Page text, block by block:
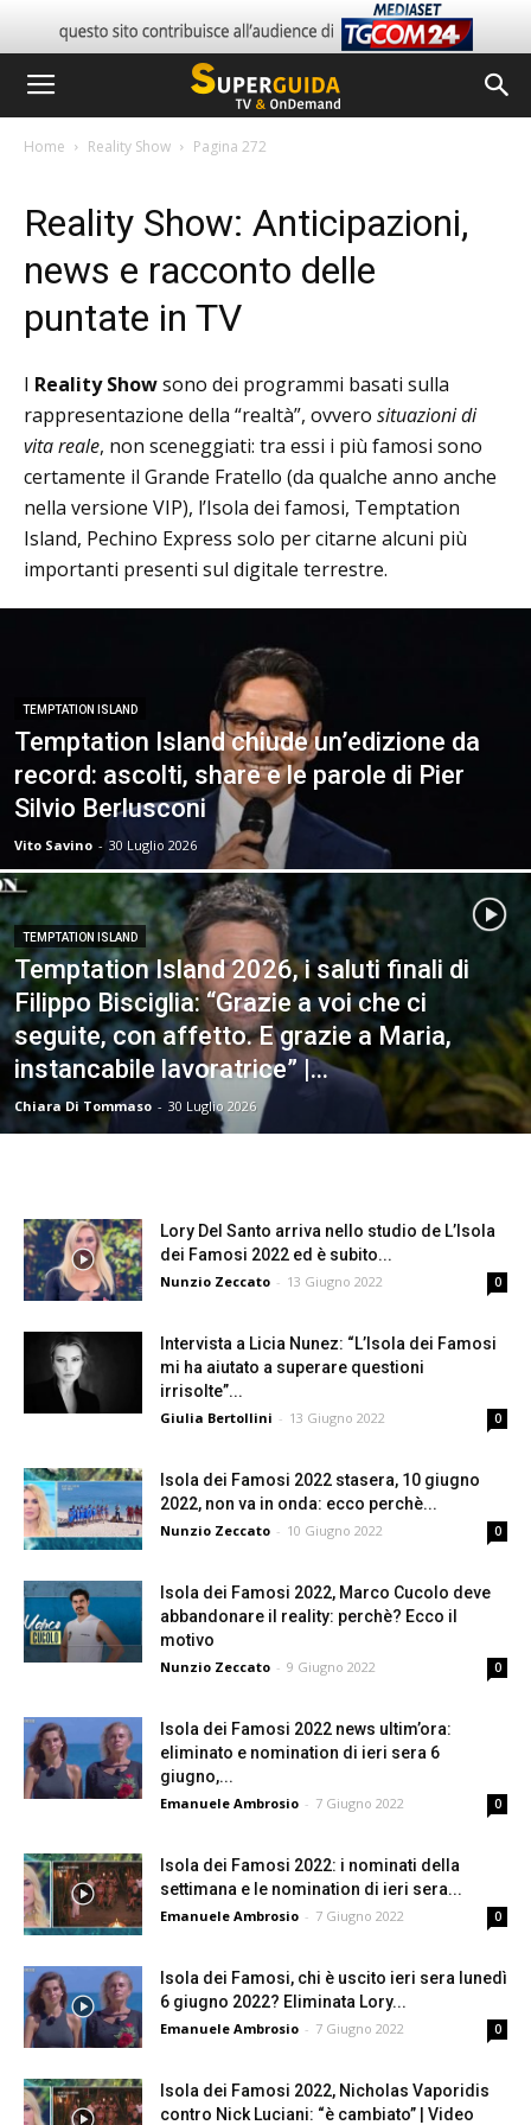
Home Reality Show Pagina 272
Reality Show: Anticipazioni,
news e racconto delle
puntate in TV
I Reality Showsono dei programmi basati sulla
rappresentazione della “realtà”, ovvero situazioni di
vita reale, non sceneggiati: tra essi i più famosi sono
certamente il Grande Fratello (da qualche anno anche
nella versione VIP), l’Isola dei famosi, Temptation
Island, Pechino Express solo per citarne alcuni più
importanti presenti sul digitale terrestre.
TEMPTATION ISLAND
Temptation Island chiude un’edizione da
record: ascolti, share e le parole di Pier
Silvio Berlusconi
Vito Savino - 30 Luglio 2026
TEMPTATION ISLAND
Temptation Island 2026, i saluti finali di
Filippo Bisciglia: “Grazie a voi che ci
seguite, con affetto. E grazie a Maria,
instancabile lavoratrice” |...
Chiara Di Tommaso - 30 Luglio 2026
Lory Del Santo arriva nello studio de L’Isola
dei Famosi 2022 ed è subito...
Nunzio Zeccato - 13 Giugno 2022 0
Intervista a Licia Nunez: “L’Isola dei Famosi
mi ha aiutato a superare questioni
irrisolte”...
Giulia Bertollini - 13 Giugno 2022 0
Isola dei Famosi 2022 stasera, 10 giugno
2022, non va in onda: ecco perchè...
Nunzio Zeccato - 10 Giugno 2022 0
Isola dei Famosi 2022, Marco Cucolo deve
abbandonare il reality: perchè? Ecco il
motivo
Nunzio Zeccato - 9 Giugno 2022 0
Isola dei Famosi 2022 news ultim’ora:
eliminato e nomination di ieri sera 6
giugno,...
Emanuele Ambrosio - 7 Giugno 2022 0
Isola dei Famosi 2022: i nominati della
settimana e le nomination di ieri sera...
Emanuele Ambrosio - 7 Giugno 2022 0
Isola dei Famosi, chi è uscito ieri sera lunedì
6 giugno 2022? Eliminata Lory...
Emanuele Ambrosio - 7 Giugno 2022 0
Isola dei Famosi 2022, Nicholas Vaporidis
contro Nick Luciani: “è cambiato” | Video